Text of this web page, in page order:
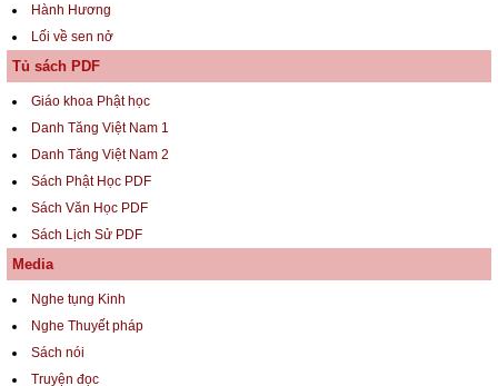
Hành Hương
Lối về sen nở
Tủ sách PDF
Giáo khoa Phật học
Danh Tăng Việt Nam 1
Danh Tăng Việt Nam 2
Sách Phật Học PDF
Sách Văn Học PDF
Sách Lịch Sử PDF
Media
Nghe tụng Kinh
Nghe Thuyết pháp
Sách nói
Truyện đọc